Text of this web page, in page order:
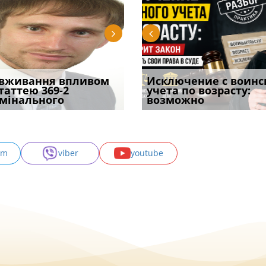
встановив для
шкоди
Чоловік помер, але
позика залишилася: як
фраза «на
впливом
369-2
Переоформлення
відстрочки за іншою
підставою: нов
захисту у
я
Исключение с
учета по возрасту:
возможно
Восьмий ААС
підтвердив, що
може скас
viber youtube